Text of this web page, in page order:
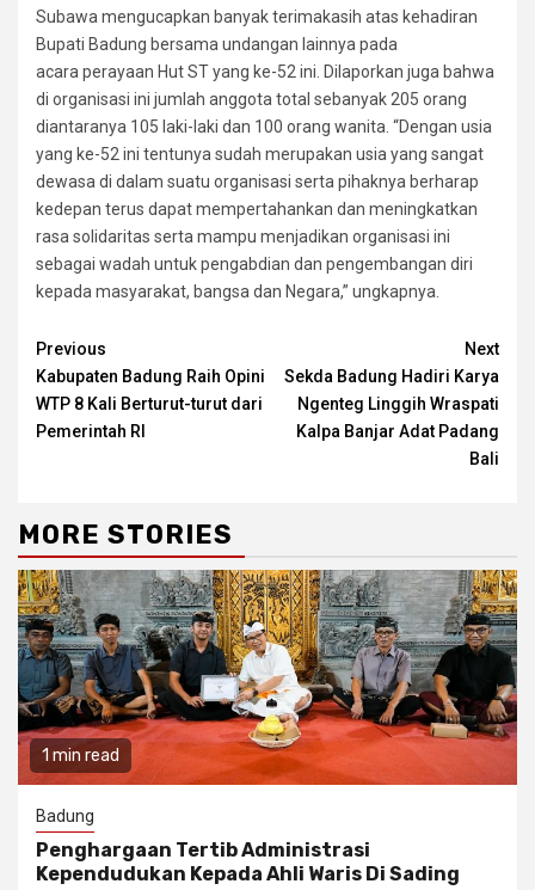
Subawa mengucapkan banyak terimakasih atas kehadiran
Bupati Badung bersama undangan lainnya pada
acara perayaan Hut ST yang ke-52 ini. Dilaporkan juga bahwa
di organisasi ini jumlah anggota total sebanyak 205 orang
diantaranya 105 laki-laki dan 100 orang wanita. “Dengan usia
yang ke-52 ini tentunya sudah merupakan usia yang sangat
dewasa di dalam suatu organisasi serta pihaknya berharap
kedepan terus dapat mempertahankan dan meningkatkan
rasa solidaritas serta mampu menjadikan organisasi ini
sebagai wadah untuk pengabdian dan pengembangan diri
kepada masyarakat, bangsa dan Negara,” ungkapnya.
Continue
Reading
Previous
Kabupaten Badung Raih Opini
WTP 8 Kali Berturut-turut dari
Pemerintah RI
Next
Sekda Badung Hadiri Karya
Ngenteg Linggih Wraspati
Kalpa Banjar Adat Padang
Bali
MORE STORIES
1 min read
Badung
Penghargaan Tertib Administrasi
Kependudukan Kepada Ahli Waris Di Sading